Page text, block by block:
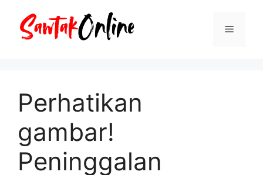
Menu
Perhatikan
gambar!
Peninggalan